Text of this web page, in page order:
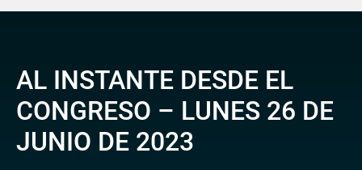
AL INSTANTE DESDE EL
CONGRESO – LUNES 26 DE
JUNIO DE 2023